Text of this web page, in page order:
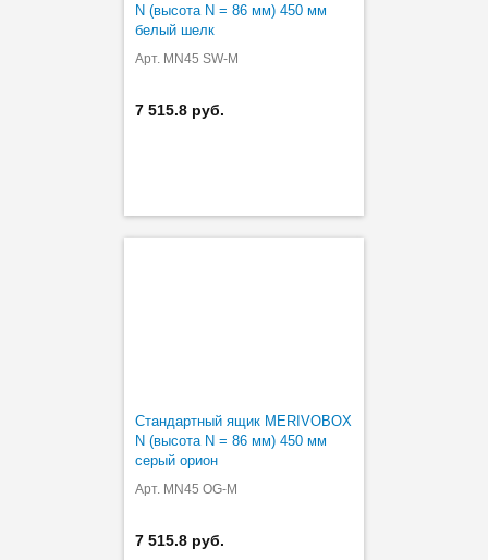
N (высота N = 86 мм) 450 мм
белый шелк
Арт. MN45 SW-M
7 515.8 руб.
Стандартный ящик MERIVOBOX
N (высота N = 86 мм) 450 мм
серый орион
Арт. MN45 OG-M
7 515.8 руб.